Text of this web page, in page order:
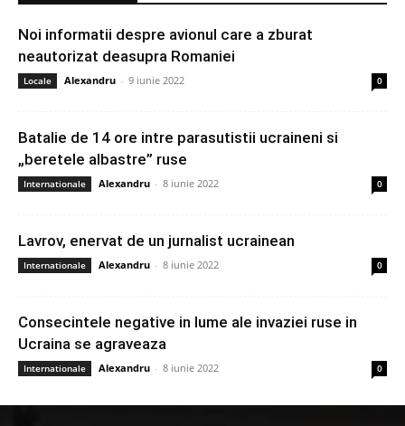
Noi informatii despre avionul care a zburat
neautorizat deasupra Romaniei
Locale Alexandru - 9 iunie 2022 0
Batalie de 14 ore intre parasutistii ucraineni si
„beretele albastre” ruse
Internationale Alexandru - 8 iunie 2022 0
Lavrov, enervat de un jurnalist ucrainean
Internationale Alexandru - 8 iunie 2022 0
Consecintele negative in lume ale invaziei ruse in
Ucraina se agraveaza
Internationale Alexandru - 8 iunie 2022 0